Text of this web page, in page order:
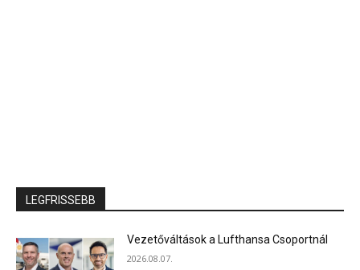
LEGFRISSEBB
Vezetőváltások a Lufthansa Csoportnál
2026.08.07.